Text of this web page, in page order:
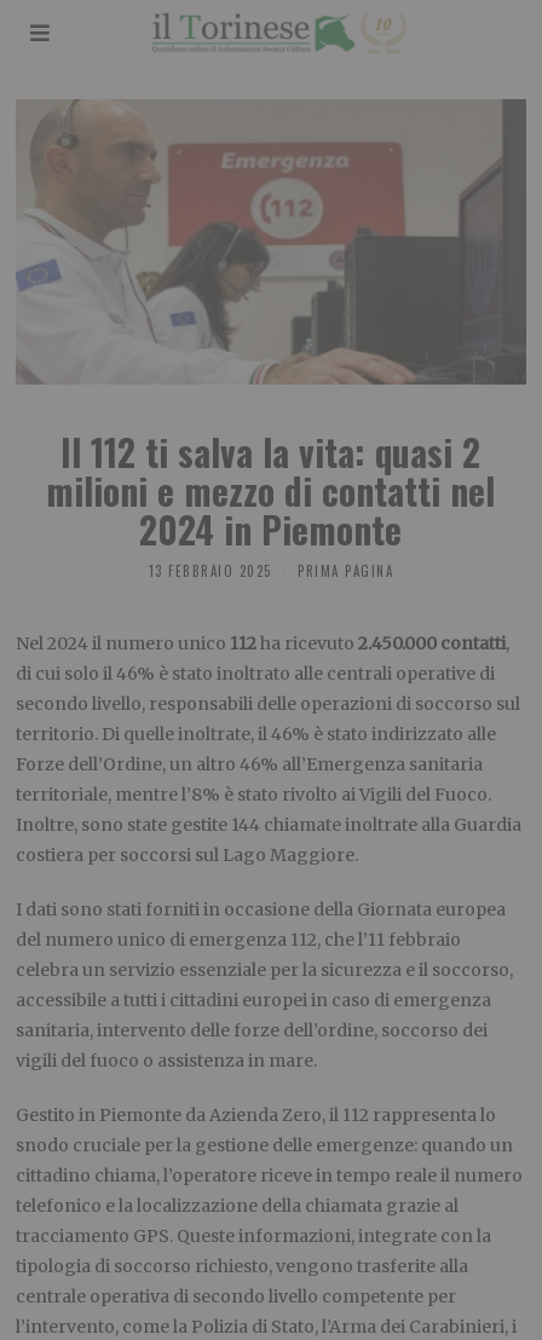
Il 112 ti salva la vita: quasi 2
milioni e mezzo di contatti nel
2024 in Piemonte
13 FEBBRAIO 2025 PRIMA PAGINA
Nel 2024 il numero unico 112ha ricevuto2.450.000 contatti,
di cui solo il 46% è stato inoltrato alle centrali operative di
secondo livello, responsabili delle operazioni di soccorso sul
territorio. Di quelle inoltrate, il 46% è stato indirizzato alle
Forze dell’Ordine, un altro 46% all’Emergenza sanitaria
territoriale, mentre l’8% è stato rivolto ai Vigili del Fuoco.
Inoltre, sono state gestite 144 chiamate inoltrate alla Guardia
costiera per soccorsi sul Lago Maggiore.
I dati sono stati forniti in occasione della Giornata europea
del numero unico di emergenza 112, che l’11 febbraio
celebra un servizio essenziale per la sicurezza e il soccorso,
accessibile a tutti i cittadini europei in caso di emergenza
sanitaria, intervento delle forze dell’ordine, soccorso dei
vigili del fuoco o assistenza in mare.
Gestito in Piemonte da Azienda Zero, il 112 rappresenta lo
snodo cruciale per la gestione delle emergenze: quando un
cittadino chiama, l’operatore riceve in tempo reale il numero
telefonico e la localizzazione della chiamata grazie al
tracciamento GPS. Queste informazioni, integrate con la
tipologia di soccorso richiesto, vengono trasferite alla
centrale operativa di secondo livello competente per
l’intervento, come la Polizia di Stato, l’Arma dei Carabinieri, i